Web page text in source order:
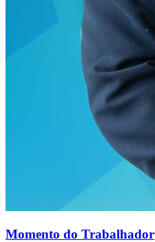
Momento do Trabalhador